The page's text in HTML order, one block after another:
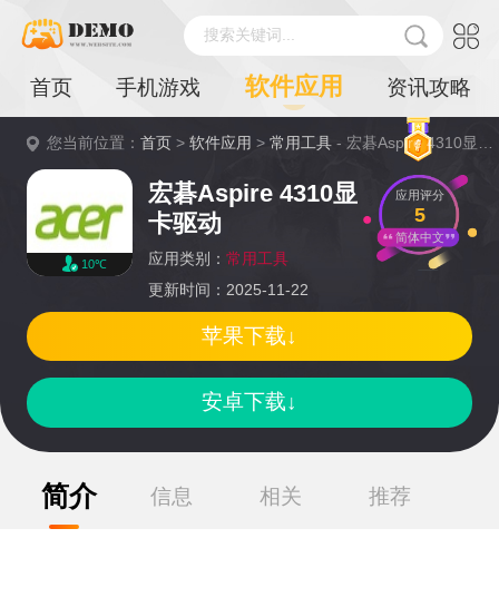
搜索关键词...
首页 手机游戏 软件应用 资讯攻略
您当前位置：首页 >软件应用 >常用工具 - 宏碁Aspire 4310显卡驱动详情
10℃
宏碁Aspire 4310显
卡驱动
应用类别： 常用工具
更新时间：2025-11-22
应用评分
5
简体中文
安卓下载↓
苹果下载↓
简介 信息 相关 推荐